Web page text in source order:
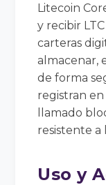
Litecoin
y recibir
carteras
almacenar,
de forma
registran
llamado
resistente a
Uso y